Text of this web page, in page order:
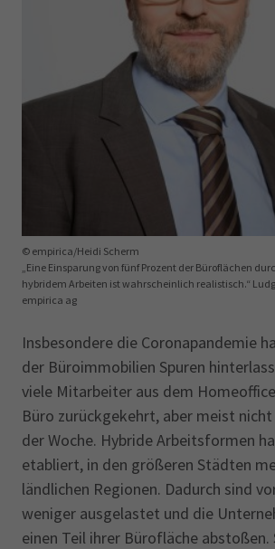
„Eine Einsparung von fünf Prozent der Büroflächen
hybridem Arbeiten ist wahrscheinlich realistisch.“
empirica ag
© empirica/Heidi Scherm
Insbesondere die Coronapandemie
der Büroimmobilien Spuren
viele Mitarbeiter aus dem
Büro zurückgekehrt, aber meist
der Woche. Hybride Arbeitsformen
etabliert, in den größeren Städten
ländlichen Regionen. Dadurch sind
weniger ausgelastet und die
einen Teil ihrer Bürofläche